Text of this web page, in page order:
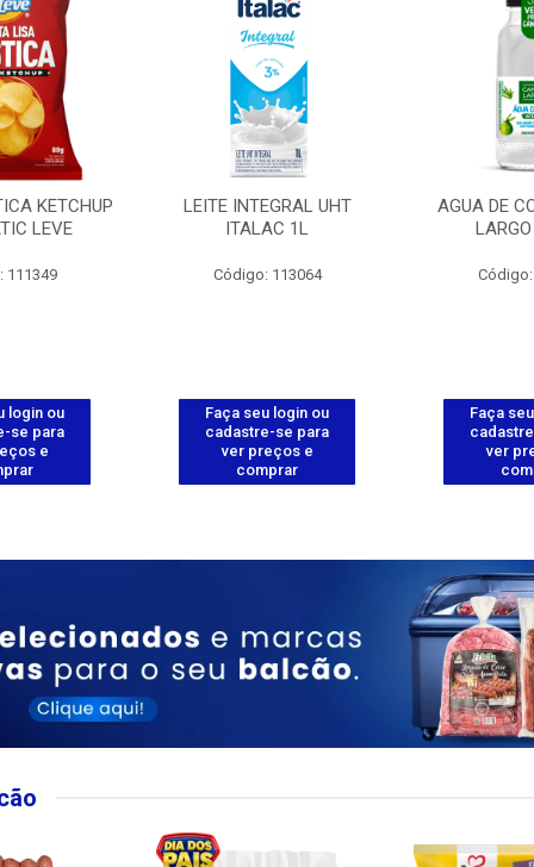
KETCHUP
LEVE
111349
login ou
se para
e
LEITE INTEGRAL UHT
ITALAC 1L
Código: 113064
Faça seu login ou
cadastre-se para
ver preços e
comprar
AGUA DE
Código:
Faça
ver